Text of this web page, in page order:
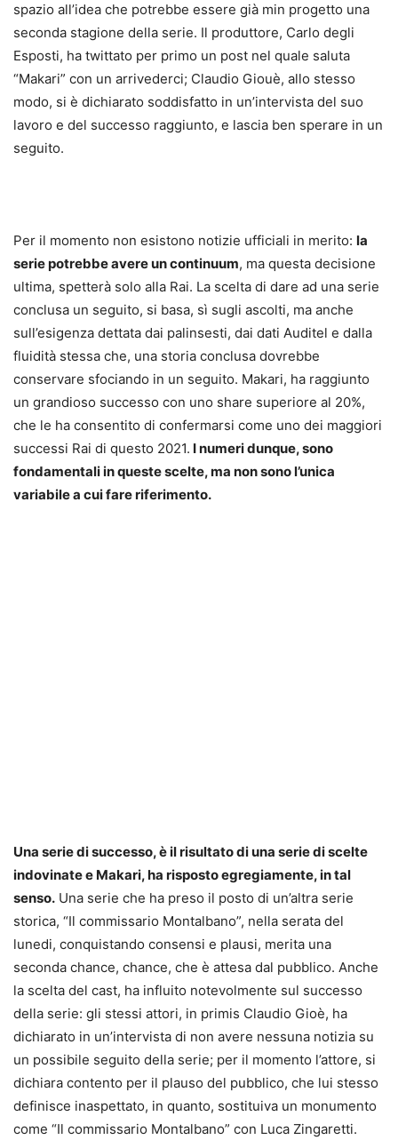
spazio all’idea che potrebbe essere già min progetto una
seconda stagione della serie. Il produttore, Carlo degli
Esposti, ha twittato per primo un post nel quale saluta
“Makari” con un arrivederci; Claudio Giouè, allo stesso
modo, si è dichiarato soddisfatto in un’intervista del suo
lavoro e del successo raggiunto, e lascia ben sperare in un
seguito.
Per il momento non esistono notizie ufficiali in merito: la
serie potrebbe avere un continuum, ma questa decisione
ultima, spetterà solo alla Rai. La scelta di dare ad una serie
conclusa un seguito, si basa, sì sugli ascolti, ma anche
sull’esigenza dettata dai palinsesti, dai dati Auditel e dalla
fluidità stessa che, una storia conclusa dovrebbe
conservare sfociando in un seguito. Makari, ha raggiunto
un grandioso successo con uno share superiore al 20%,
che le ha consentito di confermarsi come uno dei maggiori
successi Rai di questo 2021. I numeri dunque, sono
fondamentali in queste scelte, ma non sono l’unica
variabile a cui fare riferimento.
Una serie di successo, è il risultato di una serie di scelte
indovinate e Makari, ha risposto egregiamente, in tal
senso. Una serie che ha preso il posto di un’altra serie
storica, “Il commissario Montalbano”, nella serata del
lunedi, conquistando consensi e plausi, merita una
seconda chance, chance, che è attesa dal pubblico. Anche
la scelta del cast, ha influito notevolmente sul successo
della serie: gli stessi attori, in primis Claudio Gioè, ha
dichiarato in un’intervista di non avere nessuna notizia su
un possibile seguito della serie; per il momento l’attore, si
dichiara contento per il plauso del pubblico, che lui stesso
definisce inaspettato, in quanto, sostituiva un monumento
come “Il commissario Montalbano” con Luca Zingaretti.